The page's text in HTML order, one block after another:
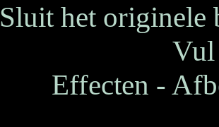
Sluit het originele
Vul
Effecten -